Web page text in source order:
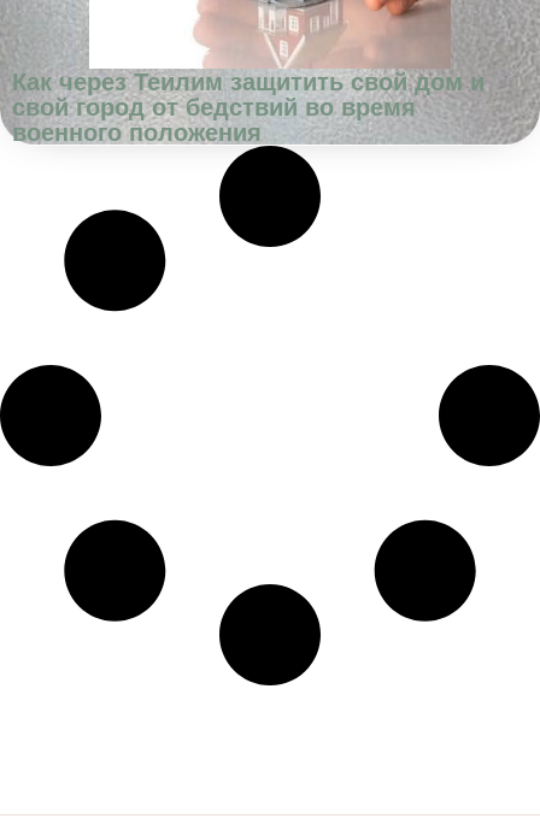
Как через Теилим защитить свой дом и
свой город от бедствий во время
военного положения